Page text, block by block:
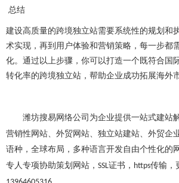
总结
建设高质量的跨境独立站需要系统性的规划和
术实现，再到用户体验和营销策略，每一步都
化。通过以上步骤，你可以打造一个既符合国
转化率的跨境独立站，帮助企业成功拓展海外市
潍坊搜易网络公司为企业提供一站式建站
营销性网站、外贸网站、独立站建站、外贸企
语种，全球布局，多种语言开发自由个性化的
专人专项协助策划网站， SSL证书， https传输，